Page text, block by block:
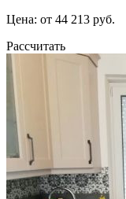
Цена: от 44 213 руб.
Рассчитать